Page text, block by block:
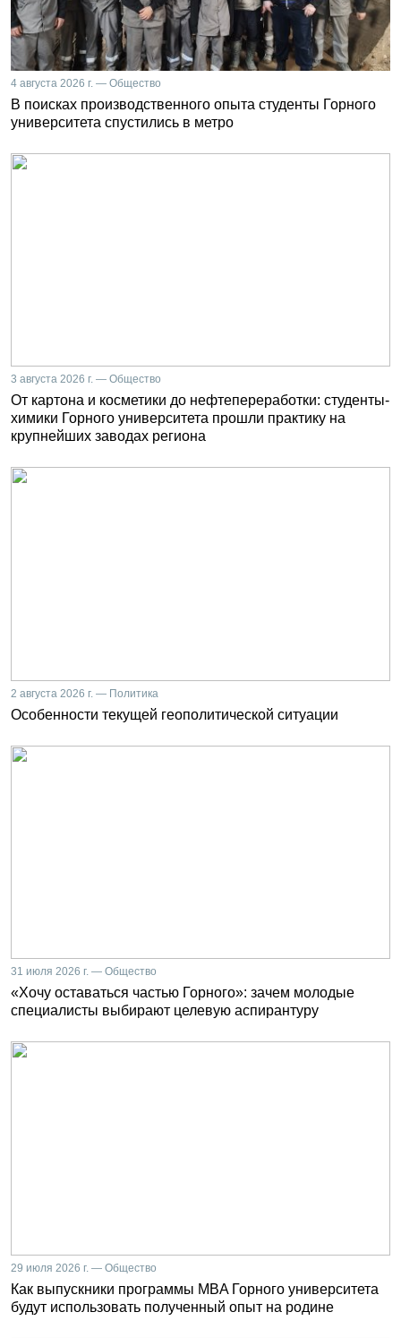
4 августа 2026 г. — Общество
В поисках производственного опыта студенты Горного
университета спустились в метро
3 августа 2026 г. — Общество
От картона и косметики до нефтепереработки: студенты-
химики Горного университета прошли практику на
крупнейших заводах региона
2 августа 2026 г. — Политика
Особенности текущей геополитической ситуации
31 июля 2026 г. — Общество
«Хочу оставаться частью Горного»: зачем молодые
специалисты выбирают целевую аспирантуру
29 июля 2026 г. — Общество
Как выпускники программы MBA Горного университета
будут использовать полученный опыт на родине